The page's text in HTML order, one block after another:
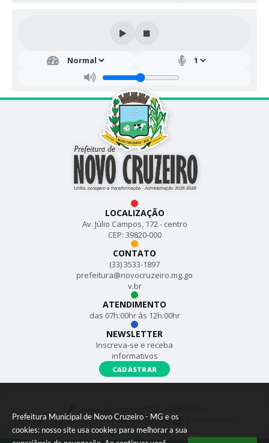
Prefeitura Municipal de Novo Cruzeiro - MG e os
cookies: nosso site usa cookies para melhorar a sua
LOCALIZAÇÃO
Av. Júlio Campos, 172 - centro
CEP: 39820-000
CONTATO
(33) 3533-1897
prefeitura@novocruzeiro.mg.go
v.br
ATENDIMENTO
das 07h:00hr às 12h:00hr
NEWSLETTER
Inscreva-se e receba
informativos
CADASTRAR
Portal atualizado em:06/08/2026 16:43